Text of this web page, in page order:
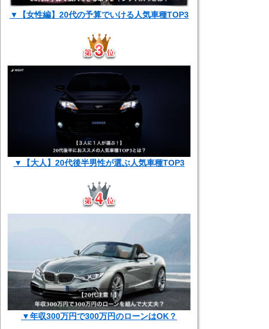
▼【女性編】20代の予算でいける人気車種TOP3
▼【大人】20代後半男性が選ぶ人気車種TOP3
▼年収300万円で300万円のローンはOK？